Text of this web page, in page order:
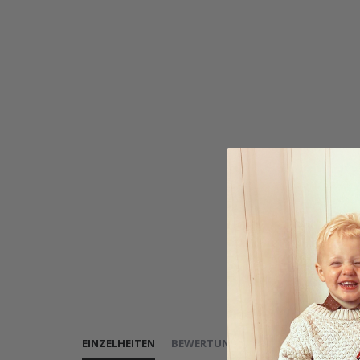
EINZELHEITEN BEWERTUNGEN ( INSTRUKTION